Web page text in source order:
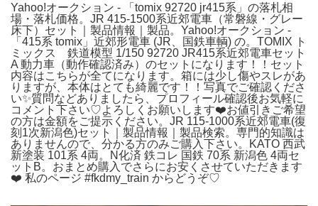
Yahoo!オークション - 「tomix 92720 jr415系」の落札相
場・落札価格。JR 415-1500系近郊電車（常磐線・グレー
床下）セット｜製品情報｜製品。Yahoo!オークション -
「415系 tomix」近郊形電車 (JR、国鉄車輌) の。TOMIX ト
ミックス 鉄道模型 1/150 92720 JR415系近郊電車セット
A 動力車（動作確認済み）のセットになります！！セット
内容はこちらが全てになります。箱には少し傷やスレがあ
りますが、本体はとても綺麗です！！写真でご確認くださ
い✨質問などありましたら、プロフィール確認後お気軽に
コメント下さい♡よろしくお願いします❤️お値引きご希望
の方は金額をご提示ください。JR 115-1000系近郊電車(復
刻1次新潟色)セット｜製品情報｜製品検索。専門的知識は
ありませんので、分かる方のみご購入下さい。KATO 西武
新塗装 101系 4両。N化済 鉄コレ 国鉄 70系 新潟色 4両セ
ットB。おまとめ購入でさらにお安くさせていただきます
❤️ 私のページ #fkdmy_train からどうぞ♡